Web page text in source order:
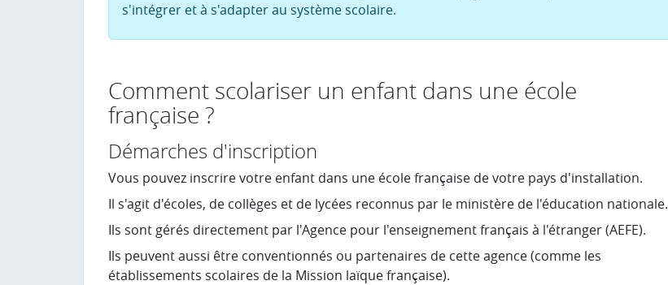
s'intégrer et à s'adapter au système scolaire.
Comment scolariser un enfant dans une école
française ?
Démarches d'inscription
Vous pouvez inscrire votre enfant dans une école française de votre pays d'installation.
Il s'agit d'écoles, de collèges et de lycées reconnus par le ministère de l'éducation nationale.
Ils sont gérés directement par l'Agence pour l'enseignement français à l'étranger (AEFE).
Ils peuvent aussi être conventionnés ou partenaires de cette agence (comme les
établissements scolaires de la Mission laïque française).